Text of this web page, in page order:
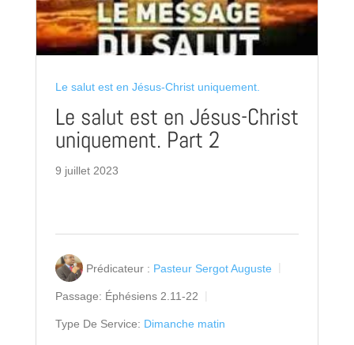
Le salut est en Jésus-Christ uniquement.
Le salut est en Jésus-Christ
uniquement. Part 2
9 juillet 2023
Prédicateur : Pasteur Sergot Auguste
Passage: Éphésiens 2.11-22
Type De Service: Dimanche matin